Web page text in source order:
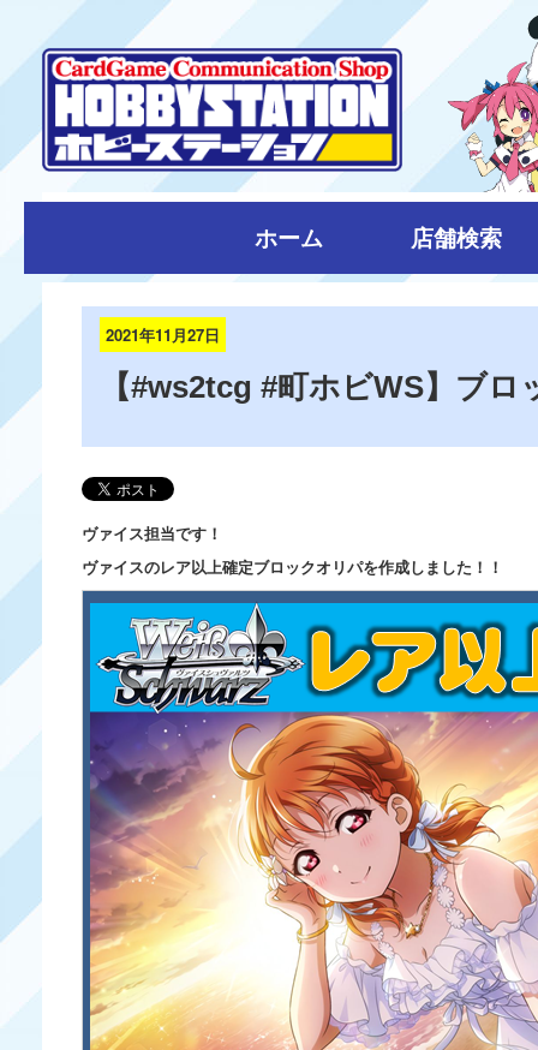
ホーム 店舗検索
2021年11月27日
【#ws2tcg #町ホビWS】ブ
ヴァイス担当です！
ヴァイスのレア以上確定ブロックオリパを作成しました！！